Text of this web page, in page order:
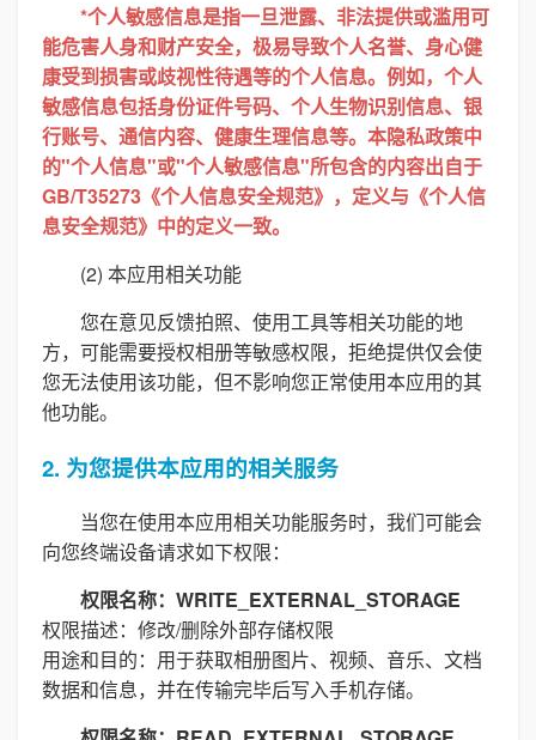
*个人敏感信息是指一旦泄露、非法提供或滥用可
能危害人身和财产安全，极易导致个人名誉、身心健
康受到损害或歧视性待遇等的个人信息。例如，个人
敏感信息包括身份证件号码、个人生物识别信息、银
行账号、通信内容、健康生理信息等。本隐私政策中
的"个人信息"或"个人敏感信息"所包含的内容出自于
GB/T35273《个人信息安全规范》，定义与《个人信
息安全规范》中的定义一致。
(2) 本应用相关功能
您在意见反馈拍照、使用工具等相关功能的地
方，可能需要授权相册等敏感权限，拒绝提供仅会使
您无法使用该功能，但不影响您正常使用本应用的其
他功能。
2. 为您提供本应用的相关服务
当您在使用本应用相关功能服务时，我们可能会
向您终端设备请求如下权限：
权限名称：WRITE_EXTERNAL_STORAGE
权限描述：修改/删除外部存储权限
用途和目的：用于获取相册图片、视频、音乐、文档
数据和信息，并在传输完毕后写入手机存储。